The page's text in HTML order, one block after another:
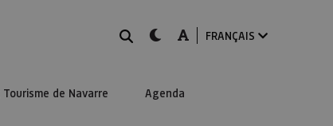
Rechercherdark-mode
A-modeFRANÇAIS
Tourisme de Navarre Agenda